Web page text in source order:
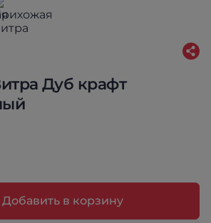
Дуб крафт
Добавить в корзину